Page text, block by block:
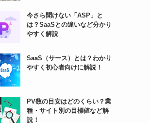
今さら聞けない「ASP」と
は？SaaSとの違いなど分かり
やすく解説
SaaS（サース）とは？わかり
やすく初心者向けに解説！
PV数の目安はどのくらい？業
種・サイト別の目標値など解
説！